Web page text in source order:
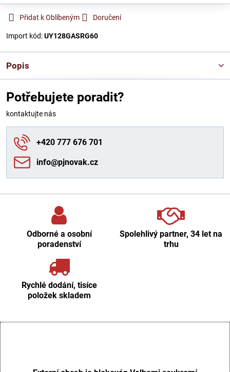
Přidat k Oblíbeným Doručení
Import kód:UY128GASRG60
Popis
Potřebujete poradit?
kontaktujte nás
+420 777 676 701
info​@pjnovak​.cz
Odborné a osobní
poradenství
Spolehlivý partner, 34 let na
trhu
Rychlé dodání, tisíce
položek skladem